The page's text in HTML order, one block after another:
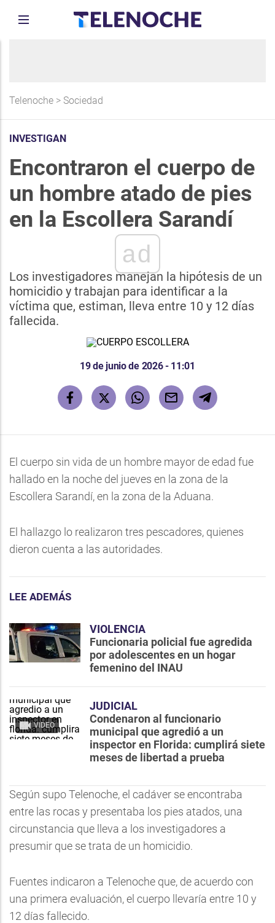
Telenoche > Sociedad
INVESTIGAN
Encontraron el cuerpo de
un hombre atado de pies
en la Escollera Sarandí
ad
Los investigadores manejan la hipótesis de un
homicidio y trabajan para identificar a la
víctima que, estiman, lleva entre 10 y 12 días
fallecida.
19 de junio de 2026 - 11:01
El cuerpo sin vida de un hombre mayor de edad fue
hallado en la noche del jueves en la zona de la
Escollera Sarandí, en la zona de la Aduana.
El hallazgo lo realizaron tres pescadores, quienes
dieron cuenta a las autoridades.
LEE ADEMÁS
VIOLENCIA
Funcionaria policial fue agredida
por adolescentes en un hogar
femenino del INAU
VIDEO
JUDICIAL
Condenaron al funcionario
municipal que agredió a un
inspector en Florida: cumplirá siete
meses de libertad a prueba
Según supo Telenoche, el cadáver se encontraba
entre las rocas y presentaba los pies atados, una
circunstancia que lleva a los investigadores a
presumir que se trata de un homicidio.
Fuentes indicaron a Telenoche que, de acuerdo con
una primera evaluación, el cuerpo llevaría entre 10 y
12 días fallecido.